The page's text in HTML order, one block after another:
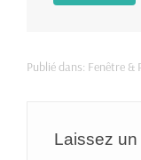
Publié dans: Fenêtre &
Laissez